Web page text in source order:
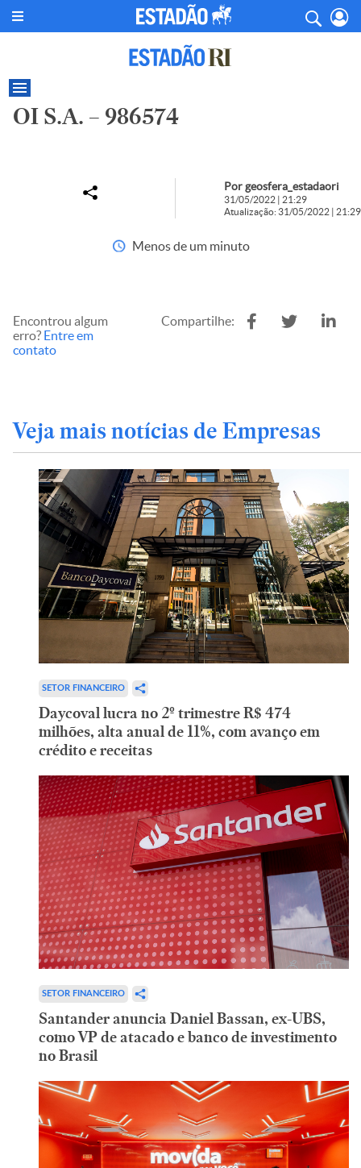
OI S.A. – 986574
Por geosfera_estadaori
31/05/2022 | 21:29
Atualização: 31/05/2022 | 21:29
Menos de um minuto
Encontrou algum
erro? Entre em
contato
Compartilhe:
Veja mais notícias de Empresas
SETOR FINANCEIRO
Daycoval lucra no 2º trimestre R$ 474
milhões, alta anual de 11%, com avanço em
crédito e receitas
SETOR FINANCEIRO
Santander anuncia Daniel Bassan, ex-UBS,
como VP de atacado e banco de investimento
no Brasil